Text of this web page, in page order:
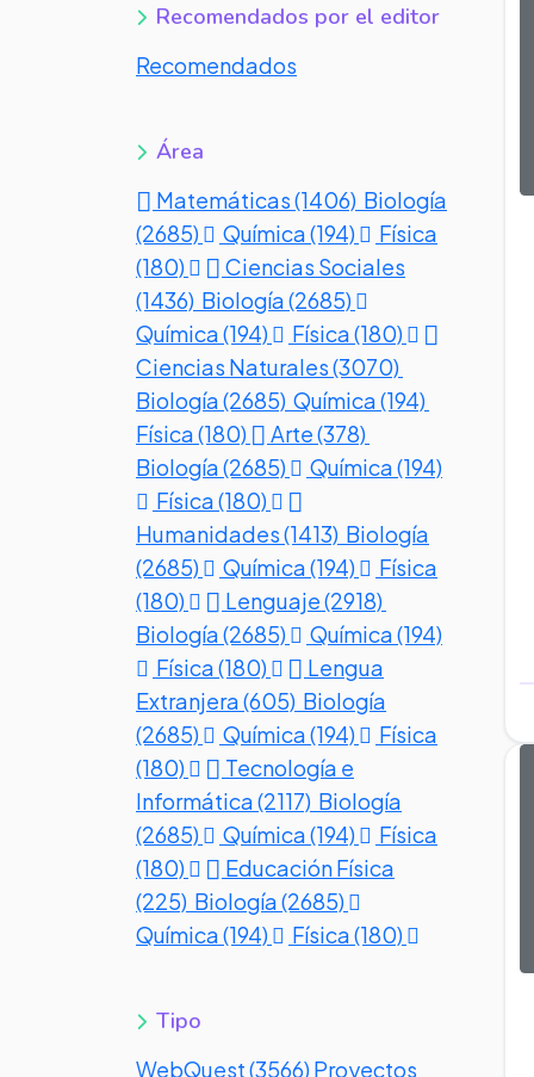
Recomendados por el editor
Recomendados
Área
Matemáticas (1406) Biología
(2685)
Química (194)
Física
(180)
Ciencias Sociales
(1436) Biología (2685)
Química (194)
Física (180)
Ciencias Naturales (3070)
Biología (2685) Química (194)
Física (180)
Arte (378)
Biología (2685)
Química (194)
Física (180)
Humanidades (1413) Biología
(2685)
Química (194)
Física
(180)
Lenguaje (2918)
Biología (2685)
Química (194)
Física (180)
Lengua
Extranjera (605) Biología
(2685)
Química (194)
Física
(180)
Tecnología e
Informática (2117) Biología
(2685)
Química (194)
Física
(180)
Educación Física
(225) Biología (2685)
Química (194)
Física (180)
Tipo
WebQuest (3566) Proyectos